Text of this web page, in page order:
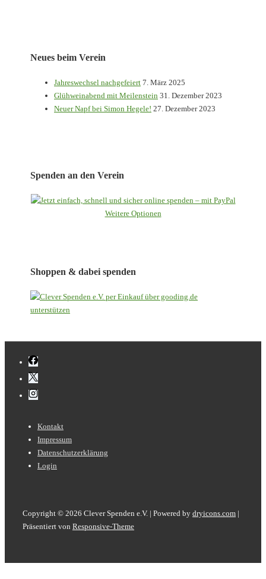
Neues beim Verein
Jahreswechsel nachgefeiert 7. März 2025
Glühweinabend mit Meilenstein 31. Dezember 2023
Neuer Napf bei Simon Hegele! 27. Dezember 2023
Spenden an den Verein
Weitere Optionen
Shoppen & dabei spenden
Footer-
Menü
Kontakt
Impressum
Datenschutzerklärung
Login
Copyright © 2026 Clever Spenden e.V. | Powered by dryicons.com |
Präsentiert von Responsive-Theme